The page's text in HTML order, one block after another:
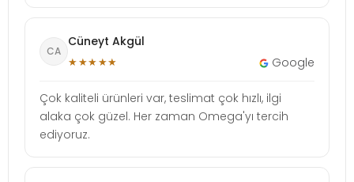
CA
Cüneyt Akgül
★★★★★ Google
Çok kaliteli ürünleri var, teslimat çok hızlı, ilgi
alaka çok güzel. Her zaman Omega'yı tercih
ediyoruz.